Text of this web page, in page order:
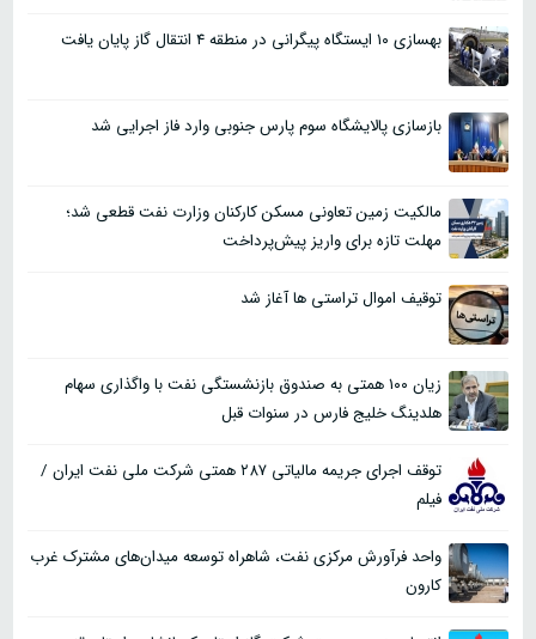
بهسازی ۱۰ ایستگاه پیگرانی در منطقه ۴ انتقال گاز پایان یافت
بازسازی پالایشگاه سوم پارس جنوبی وارد فاز اجرایی شد
مالکیت زمین تعاونی مسکن کارکنان وزارت نفت قطعی شد؛
مهلت تازه برای واریز پیش‌پرداخت
توقیف اموال تراستی ها آغاز شد
زیان ۱۰۰ همتی به صندوق بازنشستگی نفت با واگذاری سهام
هلدینگ خلیج فارس در سنوات قبل
توقف اجرای جریمه مالیاتی ۲۸۷ همتی شرکت ملی نفت ایران /
فیلم
واحد فرآورش مرکزی نفت، شاهراه توسعه میدان‌های مشترک غرب
کارون